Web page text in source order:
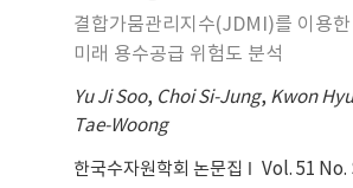
및 미래 전 기간에서 지역에 따라 유
및 서부지역) 또는 감소(남부)하는 것
으며 지역별, 용도별 물 부족 시나리
또한 용수공급시설물의 최적연계 운
강 유역에는 기후변화 등으로 인해 용
움이 예상됨에 따라 이를 완화 또는
보다 다양한 대책 마련이 필요할 것
결합가뭄관리지수(JDMI)를 이용한
미래 용수공급 위험도 분석
Yu Ji Soo, Choi Si-Jung, Kwon
Tae-Woong
한국수자원학회 논문집
Vol. 51 No.